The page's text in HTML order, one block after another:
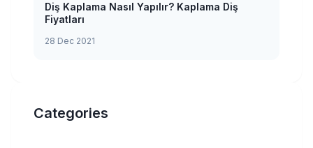
Diş Kaplama Nasıl Yapılır? Kaplama Diş
Fiyatları
28 Dec 2021
Categories